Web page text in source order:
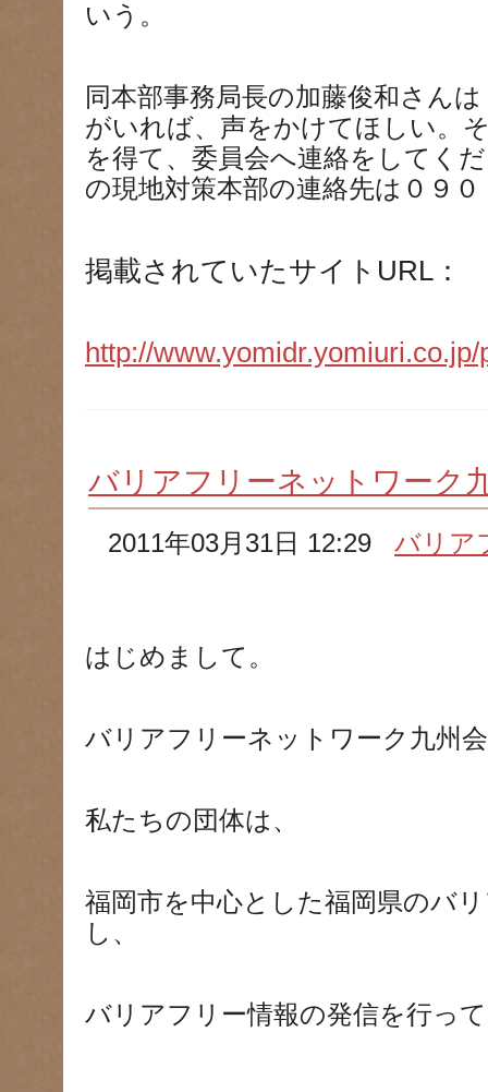
いう。
同本部事務局長の加藤俊和さん
がいれば、声をかけてほしい。
を得て、委員会へ連絡をしてく
の現地対策本部の連絡先は０９
掲載されていたサイト URL ：
http://
バリアフリーネットワーク
2011年03月31日 12:29バリア
はじめまして。
バリアフリーネットワーク九州
私たちの団体は、
福岡市を中心とした福岡県のバ
し、
バリアフリー情報の発信を行っ